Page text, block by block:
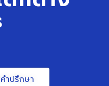
ำปรึกษา